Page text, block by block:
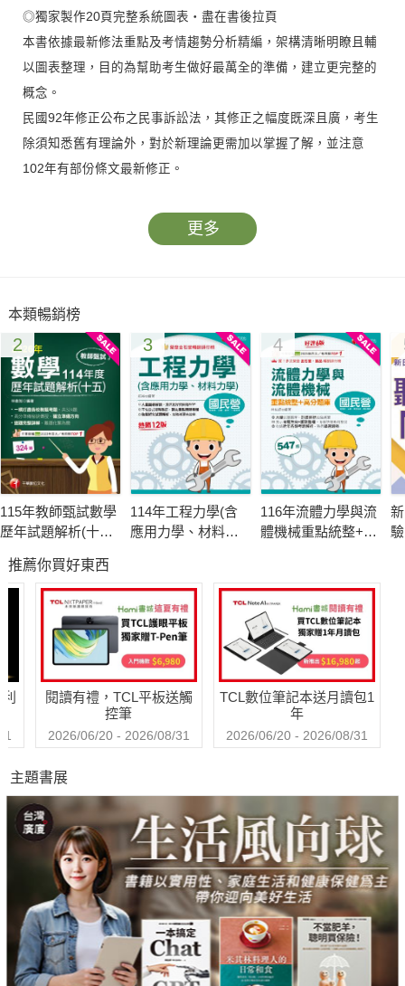
◎獨家製作20頁完整系統圖表‧盡在書後拉頁
本書依據最新修法重點及考情趨勢分析精編，架構清晰明瞭且輔
以圖表整理，目的為幫助考生做好最萬全的準備，建立更完整的
概念。
民國92年修正公布之民事訴訟法，其修正之幅度既深且廣，考生
除須知悉舊有理論外，對於新理論更需加以掌握了解，並注意
102年有部份條文最新修正。
獨家製作20頁完整系統圖表拉頁，讓您利用本書可就民事訴訟法
之初習入門，進而熟稔，讓有志於國家考試之考生能不再懼怕本
更多
本類暢銷榜
2
115年教師甄試數學
歷年試題解析(十
試]
3
114年工程力學(含
應用力學、材料力
4
116年流體力學與流
體機械重點統整+高
推薦你買好東西
閱讀有禮，TCL平板送觸
控筆
2026/06/20 - 2026/08/31
TCL數位筆記本送月讀包1
年
2026/06/20 - 2026/08/31
主題書展